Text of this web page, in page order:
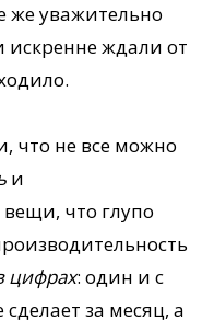
же уважительно
искренне ждали от
что не все можно
и
что глупо
цифрах: один и с
за месяц, а